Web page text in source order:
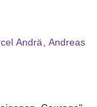
Andrä
Andreas